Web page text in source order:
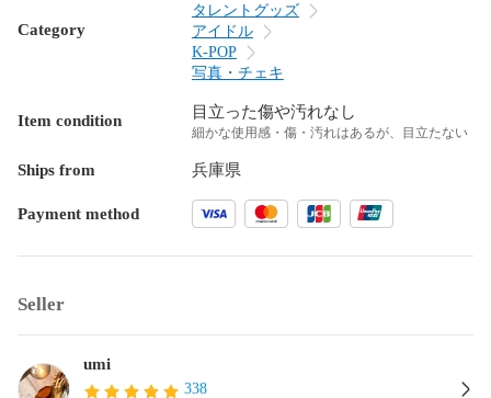
Category
タレントグッズ
アイドル
K-POP
写真・チェキ
Item condition 目立った傷や汚れなし
細かな使用感・傷・汚れはあるが、目立たない
Ships from 兵庫県
Payment method
Seller
umi
338